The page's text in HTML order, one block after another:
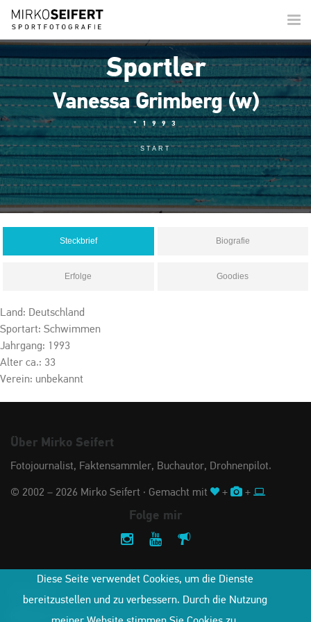
Sportler
Vanessa Grimberg (w)
*1993
START
Steckbrief Biografie
Erfolge Goodies
Land: Deutschland
Sportart: Schwimmen
Jahrgang: 1993
Alter ca.: 33
Verein: unbekannt
Über Mirko Seifert
Fotojournalist, Faktensammler, Buchautor, Drohnenpilot.
© 2002 – 2026 Mirko Seifert · Gemacht mit + +
Folge mir
Kontakt
Nehmen Sie Kontakt mit mir auf:
Diese Seite verwendet Cookies, um die Dienste
bereitzustellen und zu verbessern. Durch die Nutzung